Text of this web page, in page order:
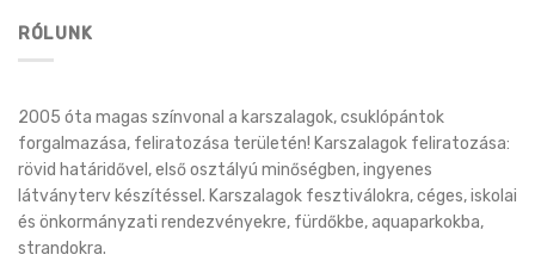
RÓLUNK
2005 óta magas színvonal a karszalagok, csuklópántok
forgalmazása, feliratozása területén! Karszalagok feliratozása:
rövid határidővel, első osztályú minőségben, ingyenes
látványterv készítéssel. Karszalagok fesztiválokra, céges, iskolai
és önkormányzati rendezvényekre, fürdőkbe, aquaparkokba,
strandokra.